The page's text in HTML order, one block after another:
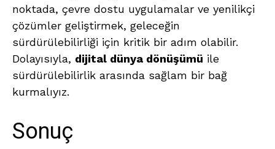
noktada, çevre dostu uygulamalar ve yenilikçi
çözümler geliştirmek, geleceğin
sürdürülebilirliği için kritik bir adım olabilir.
Dolayısıyla, dijital dünya dönüşümü ile
sürdürülebilirlik arasında sağlam bir bağ
kurmalıyız.
Sonuç